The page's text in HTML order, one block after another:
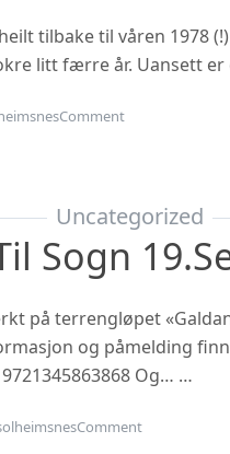
tilbake til våren 1978
litt færre år. Uansett
Commenton Oppstart
Uncategorized
Sogn
på terrengløpet
og påmelding
Og… …
Commenton Gubbetur